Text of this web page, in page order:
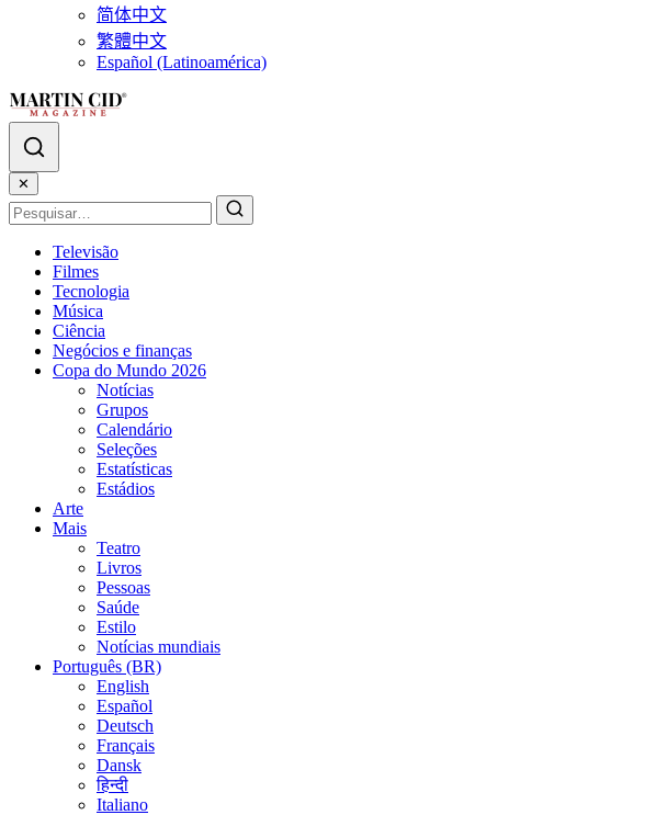
简体中文
繁體中文
Español (Latinoamérica)
✕
Televisão
Filmes
Tecnologia
Música
Ciência
Negócios e finanças
Copa do Mundo 2026
Notícias
Grupos
Calendário
Seleções
Estatísticas
Estádios
Arte
Mais
Teatro
Livros
Pessoas
Saúde
Estilo
Notícias mundiais
Português (BR)
English
Español
Deutsch
Français
Dansk
हिन्दी
Italiano